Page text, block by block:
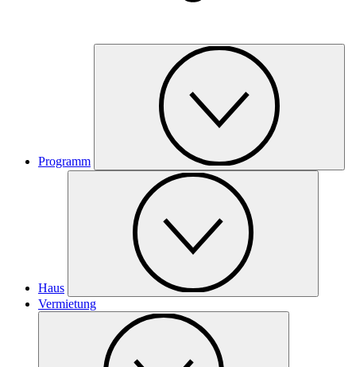
Programm
Haus
Vermietung